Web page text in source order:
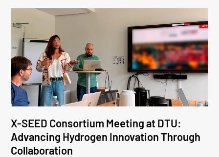
X-SEED Consortium Meeting at DTU:
Advancing Hydrogen Innovation Through
Collaboration